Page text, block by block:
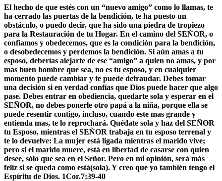
El hecho de que estés con un “nuevo amigo” como lo llamas, te
ha cerrado las puertas de la bendición, te ha puesto un
obstáculo, o puedo decir, que ha sido una piedra de tropiezo
para la Restauración de tu Hogar. En el camino del SEÑOR, o
confiamos y obedecemos, que es la condición para la bendición,
o desobedecemos y perdemos la bendición. Si aún amas a tu
esposo, deberías alejarte de ese “amigo” a quien no amas, y por
mas buen hombre que sea, no es tu esposo, y en cualquier
momento puede cambiar y te puede defraudar. Debes tomar
una decisión si en verdad confías que Dios puede hacer que algo
pase. Debes entrar en obediencia, quedarte sola y esperar en el
SEÑOR, no debes ponerle otro papá a la niña, porque ella se
puede resentir contigo, incluso, cuando este mas grande y
entienda mas, te lo reprochará. Quédate sola y haz del SEÑOR
tu Esposo, mientras el SEÑOR trabaja en tu esposo terrenal y
te lo devuelve: La mujer está ligada mientras el marido vive;
pero si el marido muere, está en libertad de casarse con quien
desee, sólo que sea en el Señor. Pero en mi opinión, será más
feliz si se queda como está(sola). Y creo que yo también tengo el
Espíritu de Dios. 1Cor.7:39-40